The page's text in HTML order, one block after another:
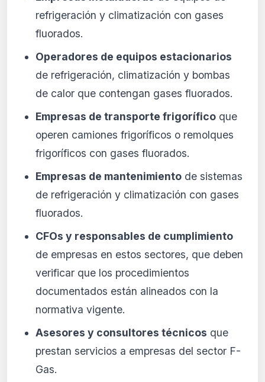
refrigeración y climatización con gases
fluorados.
Operadores de equipos estacionarios
de refrigeración, climatización y bombas
de calor que contengan gases fluorados.
Empresas de transporte frigorífico que
operen camiones frigoríficos o remolques
frigoríficos con gases fluorados.
Empresas de mantenimiento de sistemas
de refrigeración y climatización con gases
fluorados.
CFOs y responsables de cumplimiento
de empresas en estos sectores, que deben
verificar que los procedimientos
documentados están alineados con la
normativa vigente.
Asesores y consultores técnicos que
prestan servicios a empresas del sector F-
Gas.